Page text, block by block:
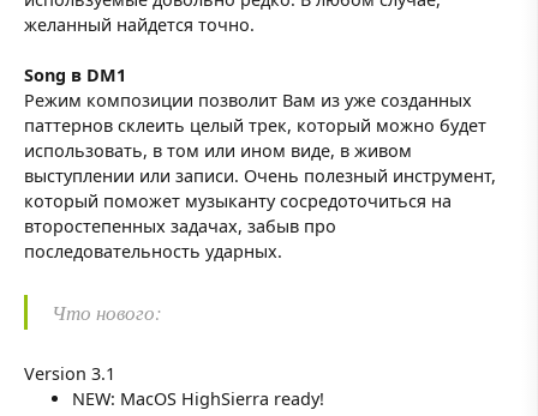
желанный найдется точно.
Song в DM1
Режим композиции позволит Вам из уже созданных
паттернов склеить целый трек, который можно будет
использовать, в том или ином виде, в живом
выступлении или записи. Очень полезный инструмент,
который поможет музыканту сосредоточиться на
второстепенных задачах, забыв про
последовательность ударных.
Что нового:
Version 3.1
NEW: MacOS HighSierra ready!